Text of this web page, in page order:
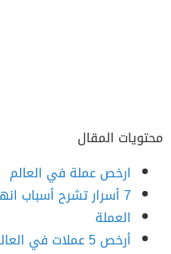
محتويات المقال
ارخص عملة في العالم
7 أسرار تشرح أسباب انهيار العملة الإيرانية
العملة
أرخص 5 عملات في العالم